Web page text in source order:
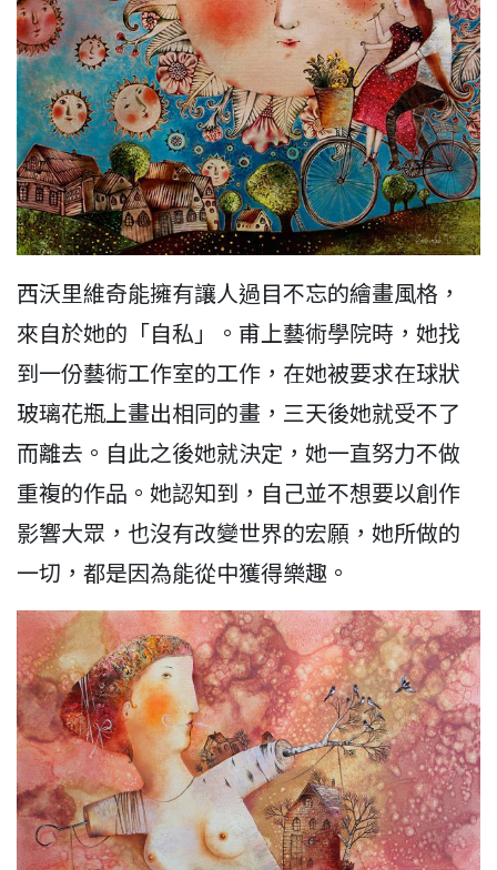
西沃里維奇能擁有讓人過目不忘的繪畫風格，
來自於她的「自私」。甫上藝術學院時，她找
到一份藝術工作室的工作，在她被要求在球狀
玻璃花瓶上畫出相同的畫，三天後她就受不了
而離去。自此之後她就決定，她一直努力不做
重複的作品。她認知到，自己並不想要以創作
影響大眾，也沒有改變世界的宏願，她所做的
一切，都是因為能從中獲得樂趣。